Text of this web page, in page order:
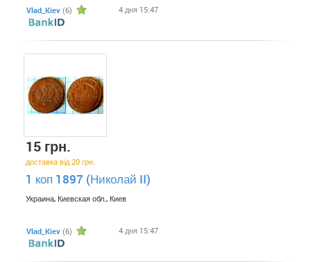
Vlad_Kiev (6) 4 дня 15:47
15 грн.
доставка від 20 грн.
1 коп 1897 (Николай II)
Украина, Киевская обл., Киев
Vlad_Kiev (6) 4 дня 15:47